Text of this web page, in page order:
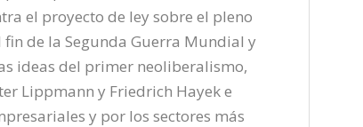
el proyecto de ley sobre el pleno
de la Segunda Guerra Mundial y
ideas del primer neoliberalismo,
Lippmann y Friedrich Hayek e
y por los sectores más